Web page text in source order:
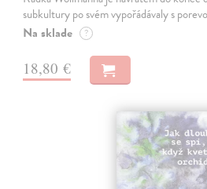
subkultury po svém vypořádávaly s
Na sklade ?
18,80 €